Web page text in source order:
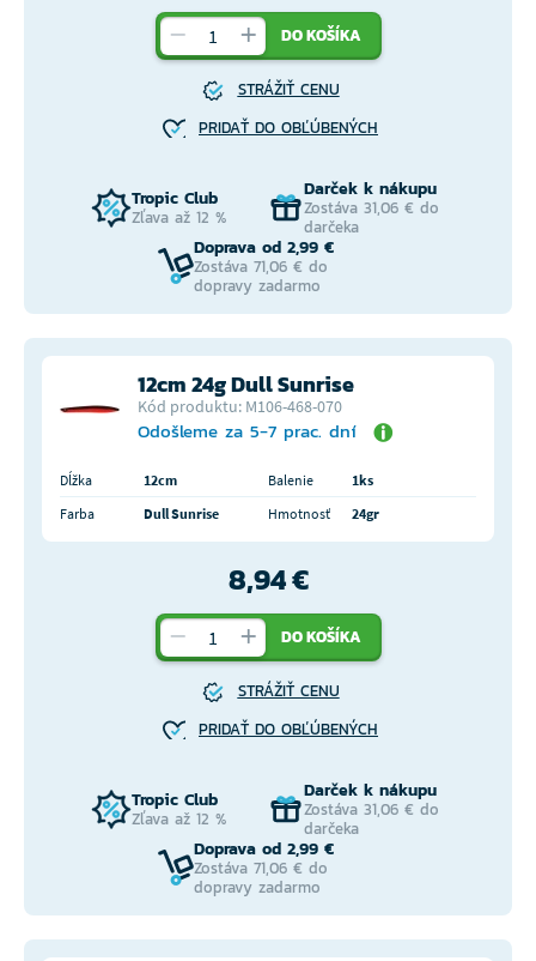
DO KOŠÍKA
STRÁŽIŤ CENU
PRIDAŤ DO OBĽÚBENÝCH
Tropic Club
Zľava až 12 %
Darček k nákupu
Zostáva 31,06 € do
darčeka
Doprava od 2,99 €
Zostáva 71,06 € do
dopravy zadarmo
12cm 24g Dull Sunrise
Kód produktu: M106-468-070
Odošleme za 5-7 prac. dní
Dĺžka 12cm Balenie
1ks
Farba
Dull Sunrise Hmotnosť 24gr
8,94 €
DO KOŠÍKA
STRÁŽIŤ CENU
PRIDAŤ DO OBĽÚBENÝCH
Tropic Club
Zľava až 12 %
Darček k nákupu
Zostáva 31,06 € do
darčeka
Doprava od 2,99 €
Zostáva 71,06 € do
dopravy zadarmo